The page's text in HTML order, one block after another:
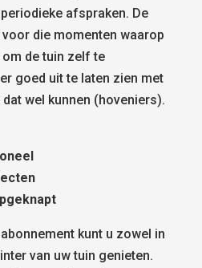
afspraken. De
die momenten waarop
de tuin zelf te
goed uit te laten zien met
wel kunnen (hoveniers).
kunt u zowel in
van uw tuin genieten.